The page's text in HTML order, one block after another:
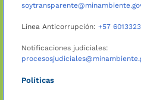
Línea Anticorrupción: +57
Notificaciones judiciales:
Políticas